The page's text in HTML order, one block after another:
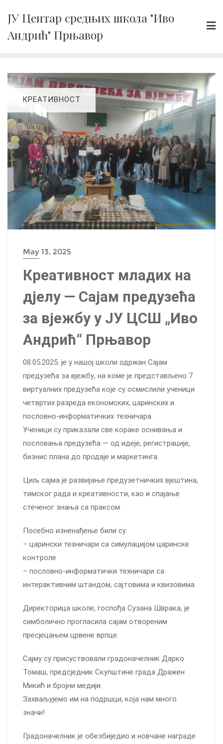
content
ЈУ Центар средњих школа "Иво
Андрић" Прњавор
КРЕАТИВНОСТ
May 13, 2025
Креативност младих на
дјелу — Сајам предузећа
за вјежбу у ЈУ ЦСШ „Иво
Андрић“ Прњавор
08.05.2025. је у нашој школи одржан Сајам
предузећа за вјежбу, на коме је представљено 7
виртуалних предузећа које су осмислили ученици
четвртих разреда економских, царинских и
пословно-информатичких техничара.
Ученици су приказали све кораке оснивања и
пословања предузећа — од идеје, регистрације,
бизнис плана до продаје и маркетинга.
Циљ сајма је развијање предузетничких вјештина,
тимског рада и креативности, као и спајање
стеченог знања са праксом.
Посебно изненађење били су:
– царински техничари са симулацијом царинске
контроле
– пословно-информатички техничари са
интерактивним штандом, сајтовима и квизовима
Директорица школе, госпођа Сузана Шврака, је
симболично прогласила сајам отвореним
пресјецањем црвене врпце.
Сајму су присуствовали градоначелник Дарко
Томаш, предсједник Скупштине града Дражен
Микић и бројни медији.
Захваљујемо им на подршци, која нам много
значи!
Градоначелник је обезбиједио и новчане награде